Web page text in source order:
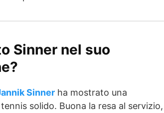
Sinner nel suo
Sinner ha mostrato una
solido. Buona la resa al servizio,